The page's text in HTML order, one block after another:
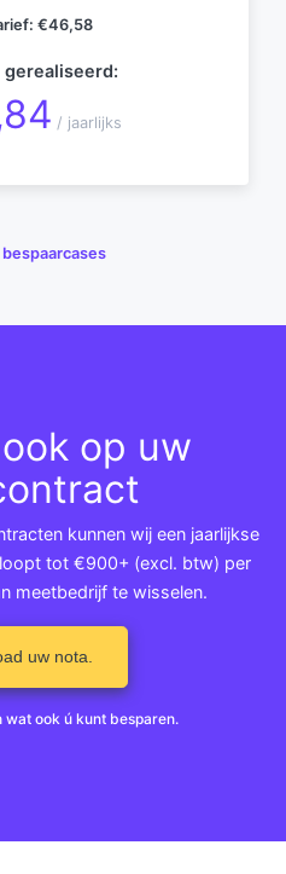
€46,58
gerealiseerd:
/ jaarlijks
op uw
kunnen wij een jaarlijkse
tot €900+ (excl. btw) per
meetbedrijf te wisselen.
uw nota.
ook ú kunt besparen.